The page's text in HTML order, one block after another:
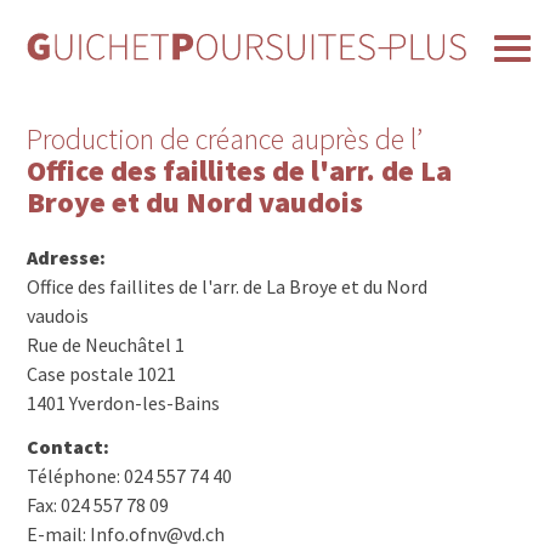
Production de créance auprès de l’
Office des faillites de l'arr. de La
Broye et du Nord vaudois
Adresse:
Office des faillites de l'arr. de La Broye et du Nord
vaudois
Rue de Neuchâtel 1
Case postale 1021
1401 Yverdon-les-Bains
Contact:
Téléphone: 024 557 74 40
Fax: 024 557 78 09
E-mail: Info.ofnv@vd.ch